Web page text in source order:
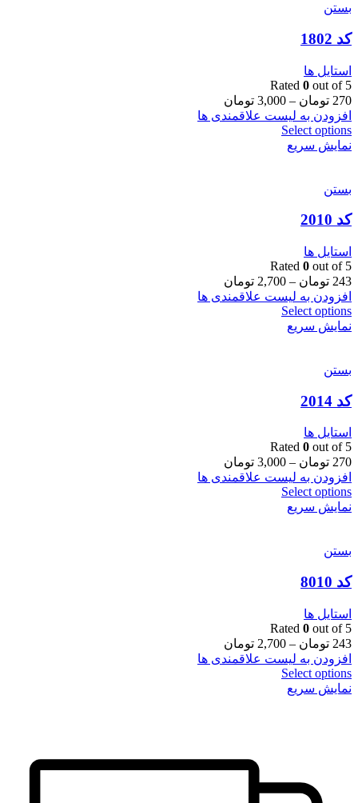
بستن
کد 1802
استایل ها
Rated 0 out of 5
270 تومان –
3,000 تومان
افزودن به لیست علاقمندی ها
Select options
نمایش سریع
بستن
کد 2010
استایل ها
Rated 0 out of 5
243 تومان –
2,700 تومان
افزودن به لیست علاقمندی ها
Select options
نمایش سریع
بستن
کد 2014
استایل ها
Rated 0 out of 5
270 تومان –
3,000 تومان
افزودن به لیست علاقمندی ها
Select options
نمایش سریع
بستن
کد 8010
استایل ها
Rated 0 out of 5
243 تومان –
2,700 تومان
افزودن به لیست علاقمندی ها
Select options
نمایش سریع